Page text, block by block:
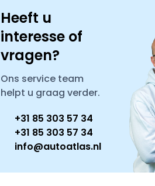
Heeft u
interesse of
vragen?
Ons service team
helpt u graag verder.
+31 85 303 57 34
+31 85 303 57 34
info@autoatlas.nl